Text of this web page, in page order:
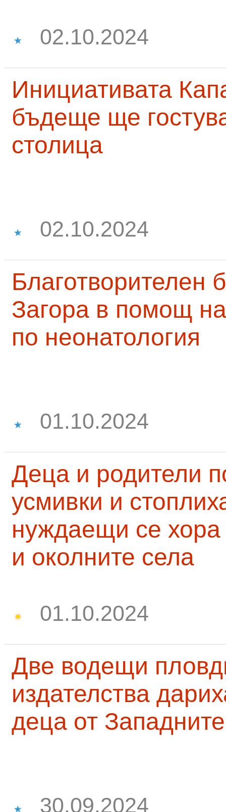
02.10.2024
Инициативата
бъдеще ще
столица
02.10.2024
Благотворителен
Загора в помощ
по неонатология
01.10.2024
Деца и родители
усмивки и
нуждаещи се
и околните села
01.10.2024
Две водещи
издателства
деца от
30.09.2024